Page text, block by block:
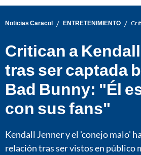
Noticias Caracol / ENTRETENIMIENTO /
Critican a
tras ser captada
Bad Bunny: "Él
con sus fans"
Kendall Jenner y el 'conejo malo'
relación tras ser vistos en público